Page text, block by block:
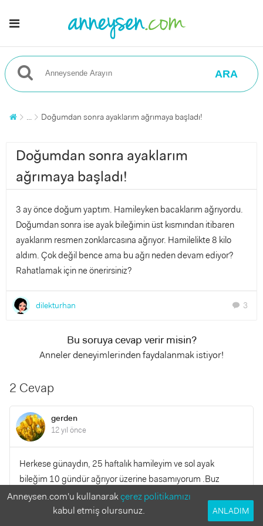
ARA
... Doğumdan sonra ayaklarım ağrımaya başladı!
Doğumdan sonra ayaklarım
ağrımaya başladı!
3 ay önce doğum yaptım. Hamileyken bacaklarım ağrıyordu.
Doğumdan sonra ise ayak bileğimin üst kısmından itibaren
ayaklarım resmen zonklarcasına ağrıyor. Hamilelikte 8 kilo
aldım. Çok değil bence ama bu ağrı neden devam ediyor?
Rahatlamak için ne önerirsiniz?
dilekturhan chat 3
Bu soruya cevap verir misin?
Anneler deneyimlerinden faydalanmak istiyor!
2 Cevap
gerden
12 yıl önce
Herkese günaydın, 25 haftalık hamileyim ve sol ayak
bileğim 10 gündür ağrıyor üzerine basamıyorum .Buz
koyuyorum ama yetersiz.Sizde de böyle ağrılar olmuş
muydu? Neler yaptınız krem vs kullandırıyor mu doktorlar...:(
Anneysen.com'u kullanarakçerez politikamızı
kabul etmiş olursunuz.
ANLADIM